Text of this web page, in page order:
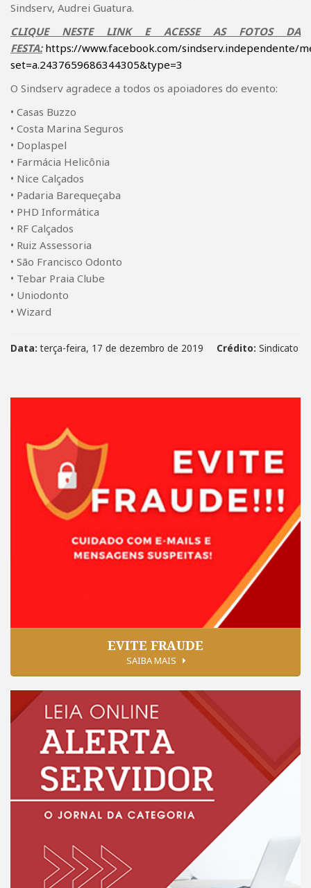
Sindserv, Audrei Guatura.
CLIQUE NESTE LINK E ACESSE AS FOTOS DA
FESTA: https://www.facebook.com/sindserv.independente/
set=a.2437659686344305&type=3
O Sindserv agradece a todos os apoiadores do evento:
• Casas Buzzo
• Costa Marina Seguros
• Doplaspel
• Farmácia Helicônia
• Nice Calçados
• Padaria Barequeçaba
• PHD Informática
• RF Calçados
• Ruiz Assessoria
• São Francisco Odonto
• Tebar Praia Clube
• Uniodonto
• Wizard
Data:terça-feira, 17 de dezembro de 2019 Crédito: Sindicato
EVITE FRAUDE
SAIBA MAIS